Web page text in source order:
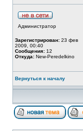
Администратор
Зарегистрирован: 23 фев
2009, 00:40
Сообщения: 12
Откуда: New-Peredelkino
Вернуться к началу